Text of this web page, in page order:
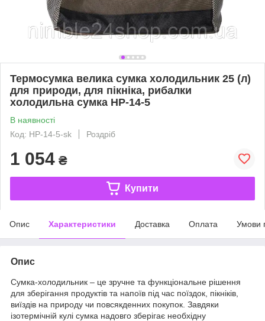
Термосумка велика сумка холодильник 25 (л)
для природи, для пікніка, рибалки
холодильна сумка HP-14-5
В наявності
Код: HP-14-5-sk
Роздріб
1 054 ₴
Купити
Опис Характеристики Доставка Оплата Умови
Опис
Сумка-холодильник – це зручне та функціональне рішення
для зберігання продуктів та напоїв під час поїздок, пікніків,
виїздів на природу чи повсякденних покупок. Завдяки
ізотермічній кулі сумка надовго зберігає необхідну